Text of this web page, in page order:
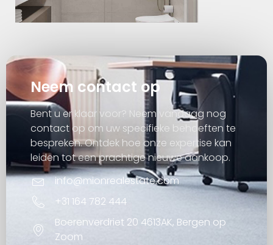
Neem contact op
Bent u er klaar voor? Neem vandaag nog
contact op om uw specifieke behoeften te
bespreken. Ontdek hoe onze expertise kan
leiden tot een prachtige nieuwe aankoop.
info@mionrealestate.com
+31 164 782 444
Boerenverdriet 20 4613AK, Bergen op
Zoom